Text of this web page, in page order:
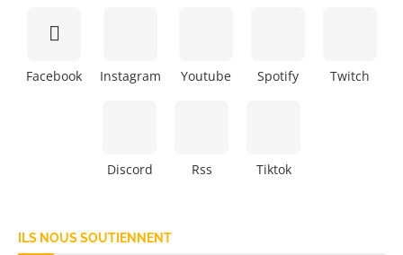
Facebook Instagram Youtube Spotify Twitch
Discord Rss Tiktok
ILS NOUS SOUTIENNENT